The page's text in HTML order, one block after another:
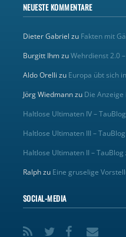
NEUESTE KOMMENTARE
Dieter Gabriel zu Fakten mit
Burgitt IhmzuWehrdienst 2.0
Aldo Orelli zu Europa übt sich
Jörg Wiedmannzu Die Anzeige
Haltlose Ultimaten IV – TauBlog
Haltlose Ultimaten III – TauBlog
Haltlose Ultimaten II – TauBlog
Ralphzu Eine gruselige
SOCIAL-MEDIA